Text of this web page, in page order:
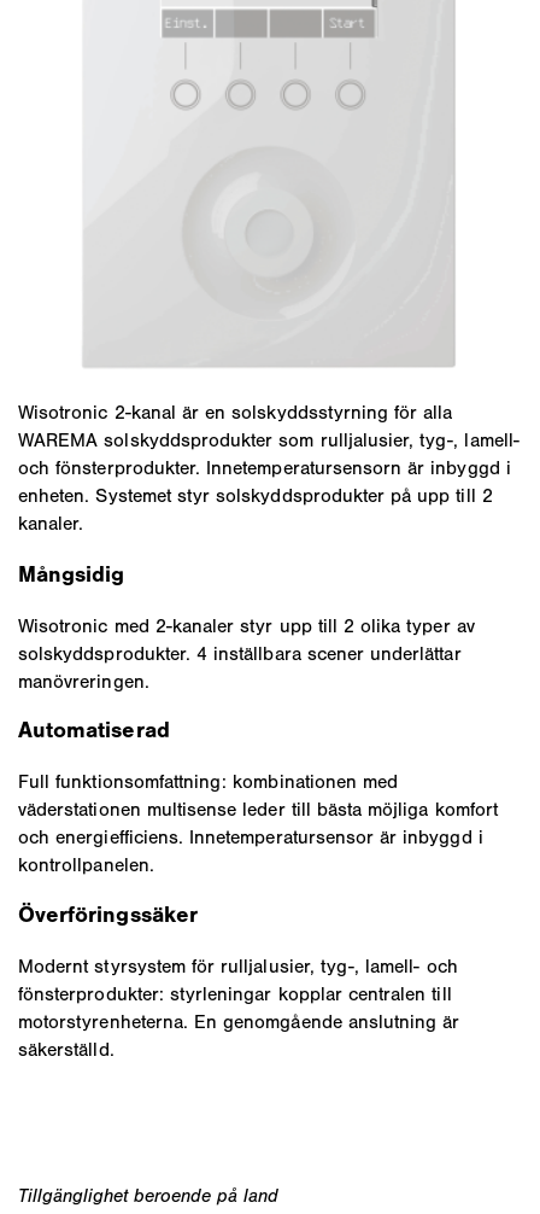
Wisotronic 2-kanal är en solskyddsstyrning för alla
WAREMA solskyddsprodukter som rulljalusier, tyg-, lamell-
och fönsterprodukter. Innetemperatursensorn är inbyggd i
enheten. Systemet styr solskyddsprodukter på upp till 2
kanaler.
Mångsidig
Wisotronic med 2-kanaler styr upp till 2 olika typer av
solskyddsprodukter. 4 inställbara scener underlättar
manövreringen.
Automatiserad
Full funktionsomfattning: kombinationen med
väderstationen multisense leder till bästa möjliga komfort
och energiefficiens. Innetemperatursensor är inbyggd i
kontrollpanelen.
Överföringssäker
Modernt styrsystem för rulljalusier, tyg-, lamell- och
fönsterprodukter: styrleningar kopplar centralen till
motorstyrenheterna. En genomgående anslutning är
säkerställd.